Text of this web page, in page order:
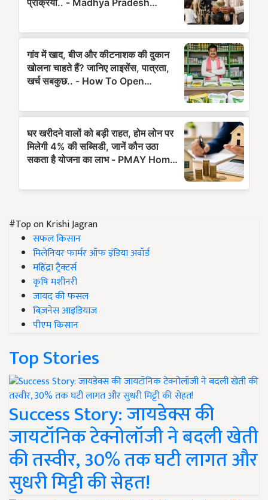
#Top on Krishi Jagran
सफल किसान
मिलेनियर फार्मर ऑफ इंडिया अवॉर्ड
महिंद्रा ट्रैक्टर्स
कृषि मशीनरी
जायद की फसल
बिज़नेस आइडियाज
पीएम किसान
Top Stories
Success Story: जायडेक्स की
जायटॉनिक टेक्नोलॉजी ने बदली खेती
की तस्वीर, 30% तक घटी लागत और
सुधरी मिट्टी की सेहत!